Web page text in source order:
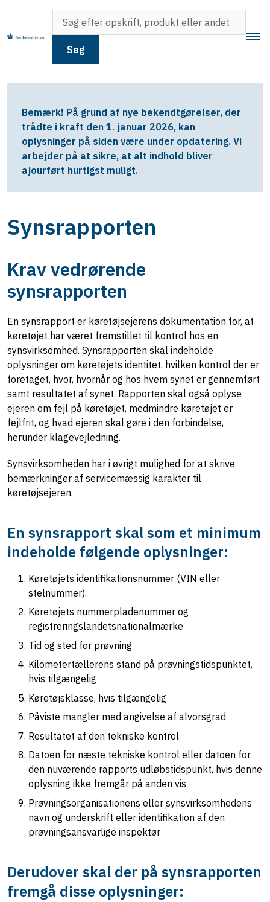
Søg
Bemærk! På grund af nye bekendtgørelser, der
trådte i kraft den 1. januar 2026, kan
oplysninger på siden være under opdatering. Vi
arbejder på at sikre, at alt indhold bliver
ajourført hurtigst muligt.
Synsrapporten
Krav vedrørende
synsrapporten
En synsrapport er køretøjsejerens dokumentation for, at
køretøjet har været fremstillet til kontrol hos en
synsvirksomhed. Synsrapporten skal indeholde
oplysninger om køretøjets identitet, hvilken kontrol der er
foretaget, hvor, hvornår og hos hvem synet er gennemført
samt resultatet af synet. Rapporten skal også oplyse
ejeren om fejl på køretøjet, medmindre køretøjet er
fejlfrit, og hvad ejeren skal gøre i den forbindelse,
herunder klagevejledning.
Synsvirksomheden har i øvrigt mulighed for at skrive
bemærkninger af servicemæssig karakter til
køretøjsejeren.
En synsrapport skal som et minimum
indeholde følgende oplysninger:
Køretøjets identifikationsnummer (VIN eller
stelnummer).
Køretøjets nummerpladenummer og
registreringslandetsnationalmærke
Tid og sted for prøvning
Kilometertællerens stand på prøvningstidspunktet,
hvis tilgængelig
Køretøjsklasse, hvis tilgængelig
Påviste mangler med angivelse af alvorsgrad
Resultatet af den tekniske kontrol
Datoen for næste tekniske kontrol eller datoen for
den nuværende rapports udløbstidspunkt, hvis denne
oplysning ikke fremgår på anden vis
Prøvningsorganisationens eller synsvirksomhedens
navn og underskrift eller identifikation af den
prøvningsansvarlige inspektør
Derudover skal der på synsrapporten
fremgå disse oplysninger: